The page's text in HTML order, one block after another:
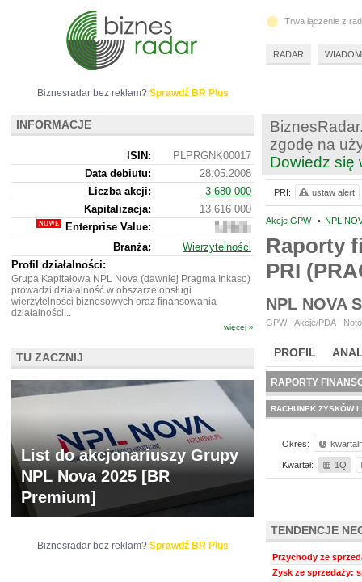
zgodę na
Dowiedz się
Akcje GPW • NPL
Raporty
PRI
NPL NOVA
GPW - Akcje/PDA -
PROFIL
BR LAB
RAPORTY
RACHUNEK ZYSKÓW I
Okres:
Kwartał: 1Q
TENDENCJE
Przychody ze
Zysk ze sprzedaży:
PRI: ustaw alert
Biznesradar bez reklam? Sprawdź BR Plus
INFORMACJE
ISIN:
PLPRGNK00017
Data debiutu:
28.05.2008
Liczba akcji:
3 680 000
Kapitalizacja:
13 616 000
Enterprise Value:
14
631
000
Branża:
Wierzytelności
Profil działalności:
Grupa Kapitałowa NPL Nova (dawniej Pragma Inkaso)
prowadzi działalność w obszarze obsługi
wierzytelności biznesowych oraz finansowania
działalności...
więcej »
TU ZACZNIJ
List do akcjonariuszy Grupy
NPL Nova 2025 [BR
Premium]
Biznesradar bez reklam? Sprawdź BR Plus
Trwa łączenie z
RADAR